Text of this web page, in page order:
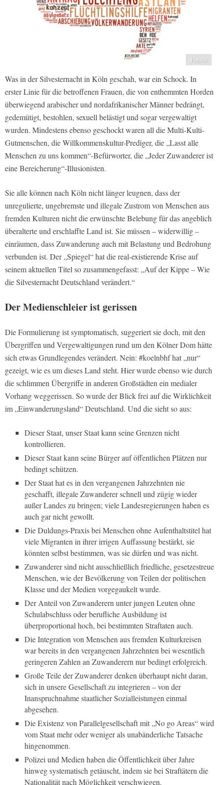
Fotolia
Was in der Silvesternacht in Köln geschah, war ein Schock. In
erster Linie für die betroffenen Frauen, die von enthemmten Horden
überwiegend arabischer und nordafrikanischer Männer bedrängt,
gedemütigt, bestohlen, sexuell belästigt und sogar vergewaltigt
wurden. Mindestens ebenso geschockt waren all die Multi-Kulti-
Gutmenschen, die Willkommenskultur-Prediger, die „Lasst alle
Menschen zu uns kommen“-Befürworter, die „Jeder Zuwanderer ist
eine Bereicherung“-Illusionisten.
Sie alle können nach Köln nicht länger leugnen, dass der
unregulierte, ungebremste und illegale Zustrom von Menschen aus
fremden Kulturen nicht die erwünschte Belebung für das angeblich
überalterte und erschlaffte Land ist. Sie müssen – widerwillig –
einräumen, dass Zuwanderung auch mit Belastung und Bedrohung
verbunden ist. Der „Spiegel“ hat die real-existierende Krise auf
seinem aktuellen Titel so zusammengefasst: „Auf der Kippe – Wie
die Silvesternacht Deutschland verändert.“
Der Medienschleier ist gerissen
Die Formulierung ist symptomatisch, suggeriert sie doch, mit den
Übergriffen und Vergewaltigungen rund um den Kölner Dom hätte
sich etwas Grundlegendes verändert. Nein: #koelnbhf hat „nur“
gezeigt, wie es um dieses Land steht. Hier wurde ebenso wie durch
die schlimmen Übergriffe in anderen Großstädten ein medialer
Vorhang weggerissen. So wurde der Blick frei auf die Wirklichkeit
im „Einwanderungsland“ Deutschland. Und die sieht so aus:
Dieser Staat, unser Staat kann seine Grenzen nicht
kontrollieren.
Dieser Staat kann seine Bürger auf öffentlichen Plätzen nur
bedingt schützen.
Der Staat hat es in den vergangenen Jahrzehnten nie
geschafft, illegale Zuwanderer schnell und zügig wieder
außer Landes zu bringen; viele Landesregierungen haben es
auch gar nicht gewollt.
Die Duldungs-Praxis bei Menschen ohne Aufenthaltstitel hat
viele Migranten in ihrer irrigen Auffassung bestärkt, sie
könnten selbst bestimmen, was sie dürfen und was nicht.
Zuwanderer sind nicht ausschließlich friedliche, gesetzestreue
Menschen, wie der Bevölkerung von Teilen der politischen
Klasse und der Medien vorgegaukelt wurde.
Der Anteil von Zuwanderern unter jungen Leuten ohne
Schulabschluss oder berufliche Ausbildung ist
überproportional hoch, bei bestimmten Straftaten auch.
Die Integration von Menschen aus fremden Kulturkreisen
war bereits in den vergangenen Jahrzehnten bei wesentlich
geringeren Zahlen an Zuwanderern nur bedingt erfolgreich.
Große Teile der Zuwanderer denken überhaupt nicht daran,
sich in unsere Gesellschaft zu integrieren – von der
Inanspruchnahme staatlicher Sozialleistungen einmal
abgesehen.
Die Existenz von Parallelgesellschaft mit „No go Areas“ wird
vom Staat mehr oder weniger als unabänderliche Tatsache
hingenommen.
Polizei und Medien haben die Öffentlichkeit über Jahre
hinweg systematisch getäuscht, indem sie bei Straftätern die
Nationalität nach Möglichkeit verschwiegen.